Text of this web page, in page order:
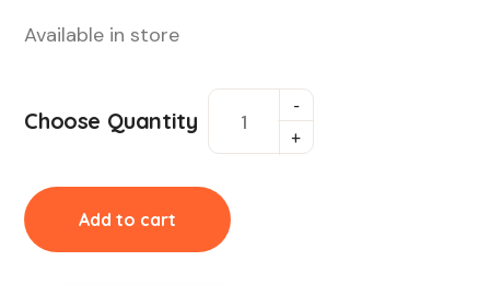
Available in store
Choose Quantity
Add to cart